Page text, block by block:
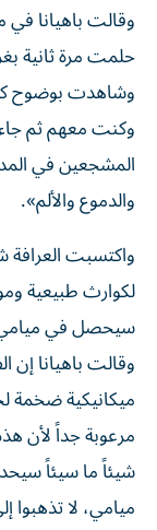
وقالت باهيانا
حلمت مرة ثانية
وشاهدت بوضوح
وكنت معهم ثم
المشجعين في
والدموع والألم».
واكتسبت العرافة
لكوارث طبيعية
سيحصل في ميامي
وقالت باهيانا
ميكانيكية ضخمة
مرعوبة جداً لأن
ميامي، لا تذهبوا